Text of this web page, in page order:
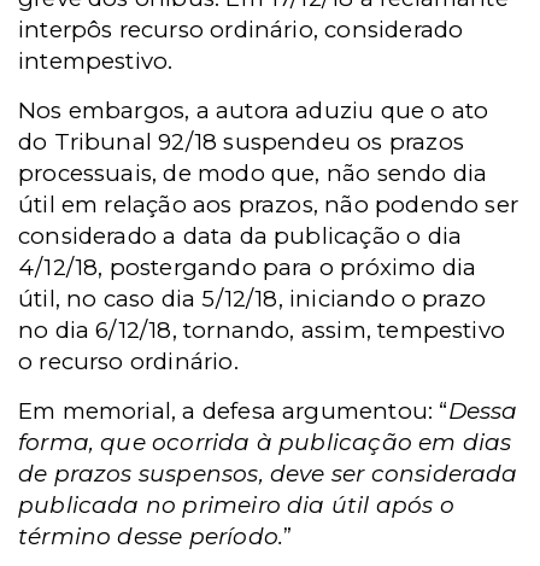
interpôs recurso ordinário, considerado
intempestivo.
Nos embargos, a autora aduziu que o ato
do Tribunal 92/18 suspendeu os prazos
processuais, de modo que, não sendo dia
útil em relação aos prazos, não podendo ser
considerado a data da publicação o dia
4/12/18, postergando para o próximo dia
útil, no caso dia 5/12/18, iniciando o prazo
no dia 6/12/18, tornando, assim, tempestivo
o recurso ordinário.
Em memorial, a defesa argumentou: “Dessa
forma, que ocorrida à publicação em dias
de prazos suspensos, deve ser considerada
publicada no primeiro dia útil após o
término desse período.”